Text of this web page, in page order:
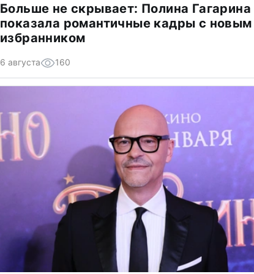
Больше не скрывает: Полина Гагарина
показала романтичные кадры с новым
избранником
6 августа 160